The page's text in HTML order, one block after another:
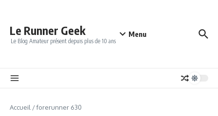
Le Runner Geek
Le Blog Amateur présent depuis plus de 10 ans
Menu
Accueil /forerunner 630